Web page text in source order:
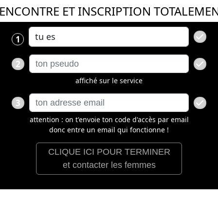
ET INSCRIPTION
1
2
affiché sur le service
3
attention : on t'envoie ton code d'accès par email
donc entre un email qui fonctionne !
CLIQUE ICI POUR TERMINER
et contacter les femmes